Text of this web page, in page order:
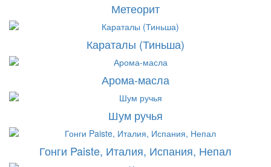
Метеорит
Караталы (Тиньша)
Арома-масла
Шум ручья
Гонги Paiste, Италия, Испания, Непал